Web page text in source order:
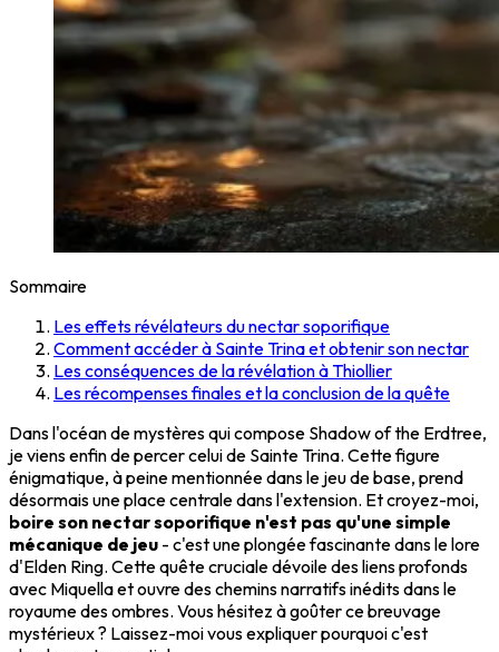
Sommaire
Les effets révélateurs du nectar soporifique
Comment accéder à Sainte Trina et obtenir son nectar
Les conséquences de la révélation à Thiollier
Les récompenses finales et la conclusion de la quête
Dans l'océan de mystères qui compose Shadow of the Erdtree,
je viens enfin de percer celui de Sainte Trina. Cette figure
énigmatique, à peine mentionnée dans le jeu de base, prend
désormais une place centrale dans l'extension. Et croyez-moi,
boire son nectar soporifique n'est pas qu'une simple
mécanique de jeu - c'est une plongée fascinante dans le lore
d'Elden Ring. Cette quête cruciale dévoile des liens profonds
avec Miquella et ouvre des chemins narratifs inédits dans le
royaume des ombres. Vous hésitez à goûter ce breuvage
mystérieux ? Laissez-moi vous expliquer pourquoi c'est